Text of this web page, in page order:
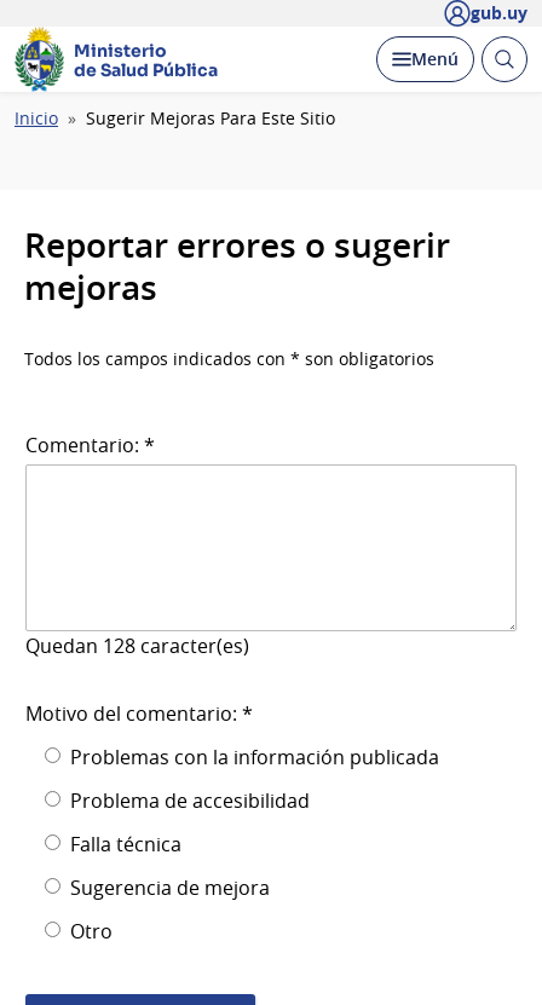
gub.uy
Ministerio
de Salud Pública
Desplegar
Menú Abrir
Ruta
Inicio Sugerir Mejoras Para Este Sitio
Reportar errores o sugerir
mejoras
Todos los campos indicados con * son obligatorios
Comentario: *
Quedan 128 caracter(es)
Motivo del comentario: *
Problemas con la información publicada
Problema de accesibilidad
Falla técnica
Sugerencia de mejora
Otro